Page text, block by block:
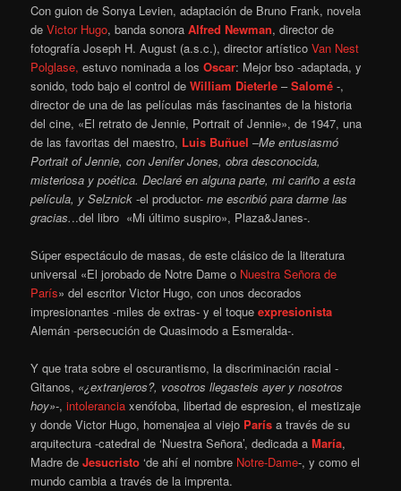
Con guion de Sonya Levien, adaptación de Bruno Frank, novela
deVictor Hugo, banda sonoraAlfred Newman, director de
fotografía Joseph H. August (a.s.c.), director artísticoVan Nest
Polglase,estuvo nominada a losOscar: Mejor bso -adaptada, y
sonido, todo bajo el control deWilliam Dieterle –Salomé-,
director de una de las películas más fascinantes de la historia
del cine, «El retrato de Jennie, Portrait of Jennie», de 1947, una
de las favoritas del maestro, Luis Buñuel–Me entusiasmó
Portrait of Jennie, con Jenifer Jones, obra desconocida,
misteriosa y poética. Declaré en alguna parte, mi cariño a esta
película, y Selznick-el productor-me escribió para darme las
gracias...del libro «Mi último suspiro», Plaza&Janes-.
Súper espectáculo de masas, de este clásico de la literatura
universal «El jorobado de Notre Dame o Nuestra Señora de
París» del escritor Victor Hugo, con unos decorados
impresionantes -miles de extras- y el toqueexpresionista
Alemán -persecución de Quasimodo a Esmeralda-.
Y que trata sobre el oscurantismo, la discriminación racial -
Gitanos, «¿extranjeros?, vosotros llegasteis ayer y nosotros
hoy»-,intolerancia xenófoba, libertad de espresion, el mestizaje
y donde Victor Hugo, homenajea al viejo París a través de su
arquitectura -catedral de ‘Nuestra Señora’, dedicada aMaría,
Madre deJesucristo‘de ahí el nombre Notre-Dame-, y como el
mundo cambia a través de la imprenta.